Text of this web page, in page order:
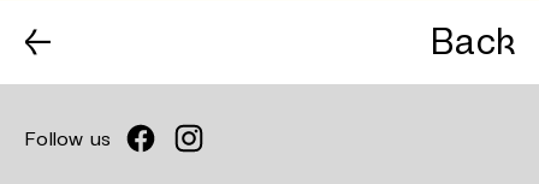
← Back
Follow us